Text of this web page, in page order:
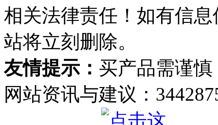
相关法律责任！如有信
站将立刻删除。
友情提示： 买产品需谨慎
网站资讯与建议：